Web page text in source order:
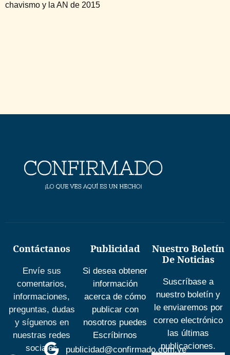
chavismo y la AN de 2015
Contáctanos
Envíe sus
comentarios,
informaciones,
preguntas, dudas
y síguenos en
nuestras redes
sociales
Publicidad
Si desea obtener
información
acerca de cómo
publicar con
nosotros puedes
Escríbirnos
publicidad@confirmado.com.ve
Nuestro Boletín
De Noticias
Suscríbase a
nuestro boletín y
le enviaremos por
correo electrónico
las últimas
publicaciones.